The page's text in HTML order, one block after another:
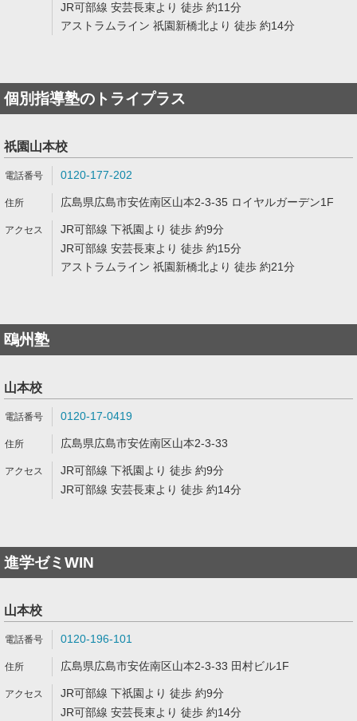
JR可部線 安芸長束より 徒歩 約11分
アストラムライン 祇園新橋北より 徒歩 約14分
個別指導塾のトライプラス
祇園山本校
0120-177-202
広島県広島市安佐南区山本2-3-35 ロイヤルガーデン1F
JR可部線 下祇園より 徒歩 約9分
JR可部線 安芸長束より 徒歩 約15分
アストラムライン 祇園新橋北より 徒歩 約21分
鴎州塾
山本校
0120-17-0419
広島県広島市安佐南区山本2-3-33
JR可部線 下祇園より 徒歩 約9分
JR可部線 安芸長束より 徒歩 約14分
進学ゼミWIN
山本校
0120-196-101
広島県広島市安佐南区山本2-3-33 田村ビル1F
JR可部線 下祇園より 徒歩 約9分
JR可部線 安芸長束より 徒歩 約14分